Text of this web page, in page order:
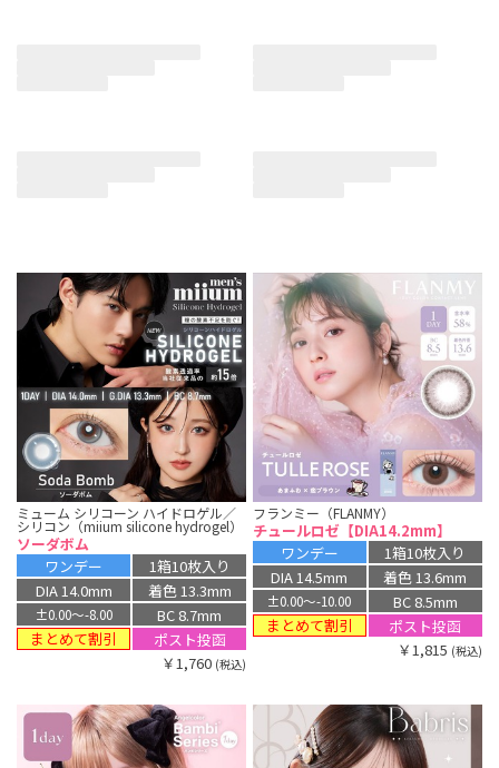
ミューム シリコーン ハイドロゲル／
シリコン（miium silicone hydrogel）
ソーダボム
ワンデー
1箱10枚入り
DIA 14.0mm
着色 13.3mm
±0.00〜-8.00
BC 8.7mm
まとめて割引
ポスト投函
￥1,760 (税込)
フランミー（FLANMY）
チュールロゼ【DIA14.2mm】
ワンデー
1箱10枚入り
DIA 14.5mm
着色 13.6mm
±0.00〜-10.00
BC 8.5mm
まとめて割引
ポスト投函
￥1,815 (税込)